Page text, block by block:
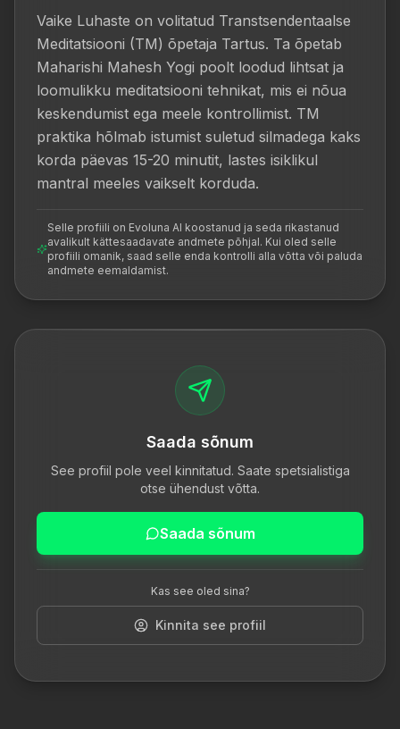
Vaike Luhaste on volitatud Transtsendentaalse
Meditatsiooni (TM) õpetaja Tartus. Ta õpetab
Maharishi Mahesh Yogi poolt loodud lihtsat ja
loomulikku meditatsiooni tehnikat, mis ei nõua
keskendumist ega meele kontrollimist. TM
praktika hõlmab istumist suletud silmadega kaks
korda päevas 15-20 minutit, lastes isiklikul
mantral meeles vaikselt korduda.
Selle profiili on Evoluna AI koostanud ja seda rikastanud
avalikult kättesaadavate andmete põhjal. Kui oled selle
profiili omanik, saad selle enda kontrolli alla võtta või paluda
andmete eemaldamist.
Saada sõnum
See profiil pole veel kinnitatud. Saate spetsialistiga
otse ühendust võtta.
Saada sõnum
Kas see oled sina?
Kinnita see profiil